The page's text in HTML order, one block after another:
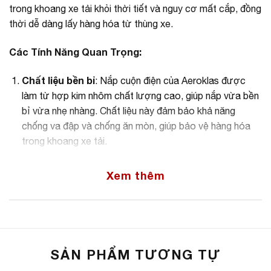
trong khoang xe tải khỏi thời tiết và nguy cơ mất cắp, đồng
thời dễ dàng lấy hàng hóa từ thùng xe.
Các Tính Năng Quan Trọng:
Chất liệu bền bỉ: Nắp cuộn điện của Aeroklas được
làm từ hợp kim nhôm chất lượng cao, giúp nắp vừa bền
bỉ vừa nhẹ nhàng. Chất liệu này đảm bảo khả năng
chống va đập và chống ăn mòn, giúp bảo vệ hàng hóa
trong khoang xe tải.
năng điều khiển từ xa, cho phép bạn dễ dàng mở và
phủ lớp sơn mờ màu đen, tạo nên vẻ ngoại hình thời
thượng cho xe tải pickup của bạn.
Xem thêm
SẢN PHẨM TƯƠNG TỰ